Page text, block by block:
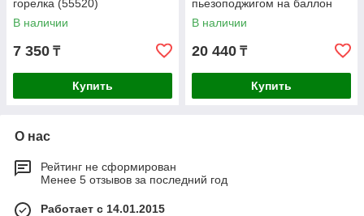
горелка (55520)
В наличии
7 350 ₸
Купить
пьезоподжигом на баллон
турбо нагрев + 30% 2000°C,
Газовая горелка Blue
В наличии
20 440 ₸
Купить
О нас
Рейтинг не сформирован
Менее 5 отзывов за последний год
Работает с 14.01.2015